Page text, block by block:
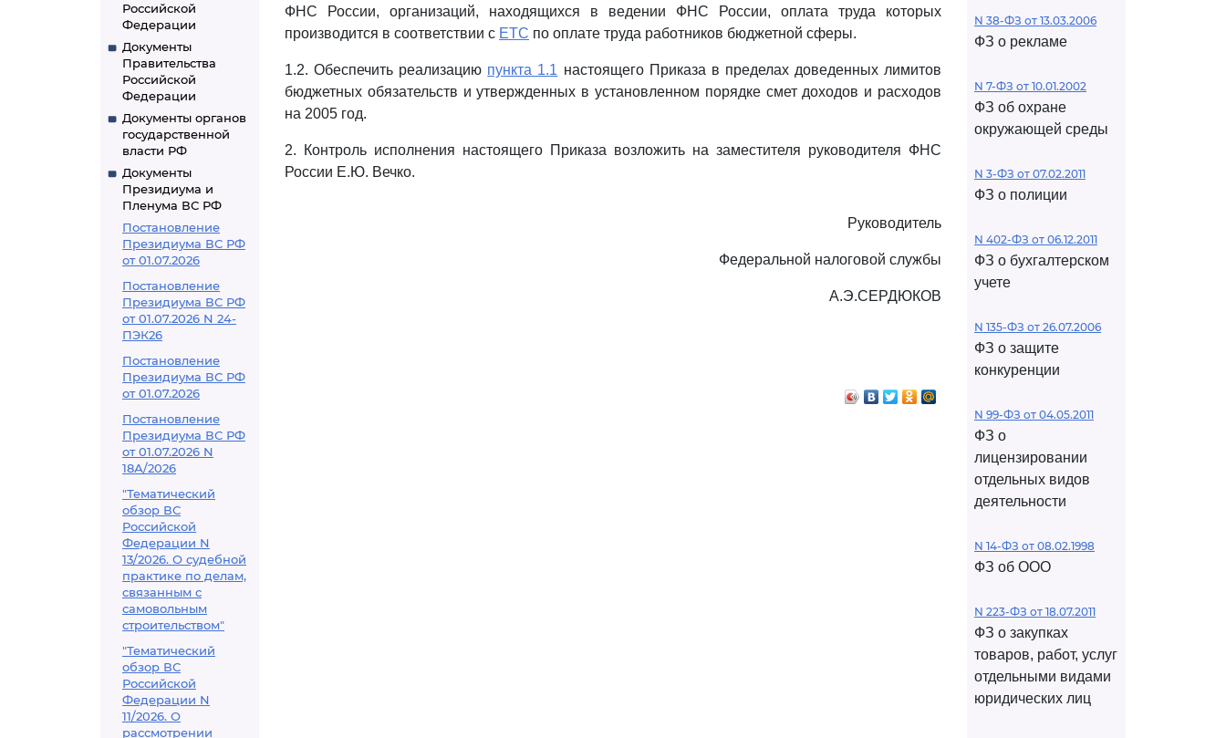
Российской
Федерации
Документы
Правительства
Российской
Федерации
Документы органов
государственной
власти РФ
Документы
Президиума и
Пленума ВС РФ
Постановление
Президиума ВС РФ
от 01.07.2026
Постановление
Президиума ВС РФ
от 01.07.2026 N 24-
ПЭК26
Постановление
Президиума ВС РФ
от 01.07.2026
Постановление
Президиума ВС РФ
от 01.07.2026 N
18А/2026
"Тематический
обзор ВС
Российской
Федерации N
13/2026. О судебной
практике по делам,
связанным с
самовольным
строительством"
"Тематический
обзор ВС
Российской
Федерации N
11/2026. О
рассмотрении
ФНС России, организаций, находящихся в ведении ФНС России, оплата труда которых
производится в соответствии с ЕТС по оплате труда работников бюджетной сферы.
1.2. Обеспечить реализацию пункта 1.1 настоящего Приказа в пределах доведенных лимитов
бюджетных обязательств и утвержденных в установленном порядке смет доходов и расходов
на 2005 год.
2. Контроль исполнения настоящего Приказа возложить на заместителя руководителя ФНС
России Е.Ю. Вечко.
Руководитель
Федеральной налоговой службы
А.Э.СЕРДЮКОВ
N 38-ФЗ от 13.03.2006
ФЗ о рекламе
N 7-ФЗ от 10.01.2002
ФЗ об охране
окружающей среды
N 3-ФЗ от 07.02.2011
ФЗ о полиции
N 402-ФЗ от 06.12.2011
ФЗ о бухгалтерском
учете
N 135-ФЗ от 26.07.2006
ФЗ о защите
конкуренции
N 99-ФЗ от 04.05.2011
ФЗ о
лицензировании
отдельных видов
деятельности
N 14-ФЗ от 08.02.1998
ФЗ об ООО
N 223-ФЗ от 18.07.2011
ФЗ о закупках
товаров, работ, услуг
отдельными видами
юридических лиц